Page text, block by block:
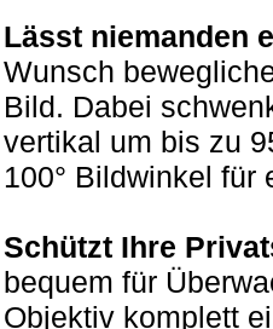
Lässt niemanden
Wunsch
Bild. Dabei
vertikal um bis zu
100° Bildwinkel für
Schützt Ihre
bequem für
Objektiv komplett